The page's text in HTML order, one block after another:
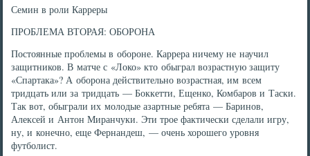
Семин в роли Карреры
ПРОБЛЕМА ВТОРАЯ: ОБОРОНА
Постоянные проблемы в обороне. Каррера ничему не научил
защитников. В матче с «Локо» кто обыграл возрастную защиту
«Спартака»? А оборона действительно возрастная, им всем
тридцать или за тридцать — Боккетти, Ещенко, Комбаров и Таски.
Так вот, обыграли их молодые азартные ребята — Баринов,
Алексей и Антон Миранчуки. Эти трое фактически сделали игру,
ну, и конечно, еще Фернандеш, — очень хорошего уровня
футболист.